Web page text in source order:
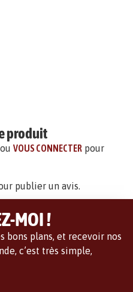
produit
ouVOUS CONNECTER pour
publier un avis.
MOI !
bons plans, et recevoir nos
c’est très simple,